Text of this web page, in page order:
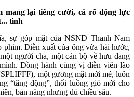
lại tiếng cười, cả rổ động lực
tình
sự góp mặt của NSND Thanh Nam
phim. Diễn xuất của ông vừa hài hước,
người cha, một cán bộ về hưu đang
Đồng hành cùng vị diễn viên lão
một gương mặt mới mẻ, luôn
“tăng động”, thổi luồng gió mới cho
bản năng nhưng đủ chiều sâu.